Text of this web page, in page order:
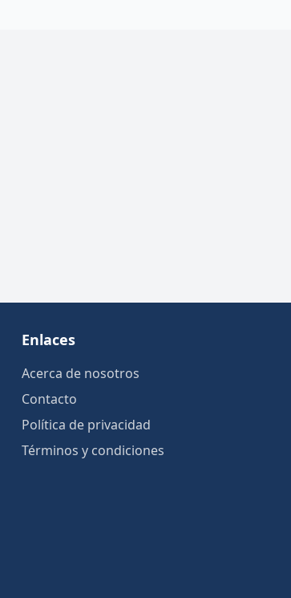
Enlaces
Acerca de nosotros
Contacto
Política de privacidad
Términos y condiciones